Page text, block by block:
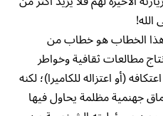
الله!
هذا الخطاب هو خطاب من
مطالعات ثقافية وخواطر
(أو اعتزاله للكاميرا)؛ لكنه
جهنمية مظلمة يحاول فيها